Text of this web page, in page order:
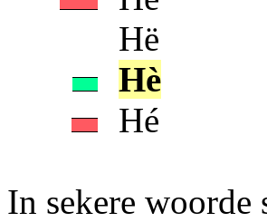
Hë
Hè
Hé
In sekere